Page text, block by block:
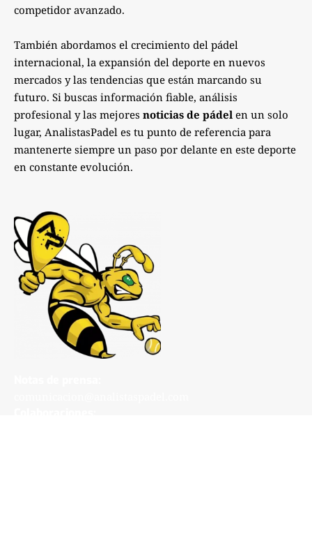
competidor avanzado.
También abordamos el crecimiento del pádel
internacional, la expansión del deporte en nuevos
mercados y las tendencias que están marcando su
futuro. Si buscas información fiable, análisis
profesional y las mejores noticias de pádel en un solo
lugar, AnalistasPadel es tu punto de referencia para
mantenerte siempre un paso por delante en este deporte
en constante evolución.